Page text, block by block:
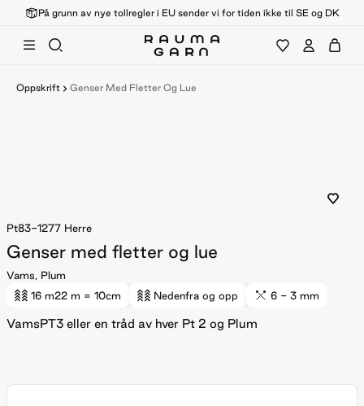
På grunn av nye tollregler i EU sender vi for tiden ikke til SE og DK
Oppskrift Genser Med Fletter Og Lue
Pt83-1277 Herre
Genser med fletter og lue
Vams, Plum
16 m22 m = 10cm Nedenfra og opp 6 - 3 mm
VamsPT3 eller en tråd av hver Pt 2 og Plum